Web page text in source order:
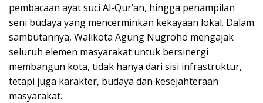
pembacaan ayat suci Al-Qur’an, hingga penampilan
seni budaya yang mencerminkan kekayaan lokal. Dalam
sambutannya, Walikota Agung Nugroho mengajak
seluruh elemen masyarakat untuk bersinergi
membangun kota, tidak hanya dari sisi infrastruktur,
tetapi juga karakter, budaya dan kesejahteraan
masyarakat.